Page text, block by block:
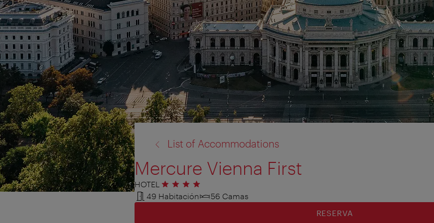
List of Accommodations
Mercure Vienna First
HOTEL 4 estrellas
49 Habitación
56 Camas
RESERVA